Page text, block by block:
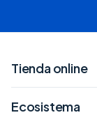
Tienda online
Ecosistema